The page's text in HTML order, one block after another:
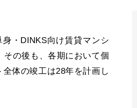
・DINKS向け賃貸マンシ
その後も、各期において個
体の竣工は28年を計画し